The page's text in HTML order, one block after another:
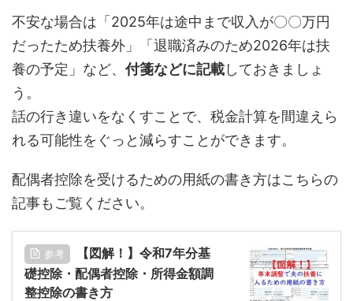
不安な場合は「2025年は途中まで収入が〇〇万円
だったため扶養外」「退職済みのため2026年は扶
養の予定」など、付箋などに記載しておきましょ
う。
話の行き違いをなくすことで、税金計算を間違えら
れる可能性をぐっと減らすことができます。
配偶者控除を受けるための用紙の書き方はこちらの
記事もご覧ください。
参考
【図解！】令和7年分基
礎控除・配偶者控除・所得金額調
整控除の書き方